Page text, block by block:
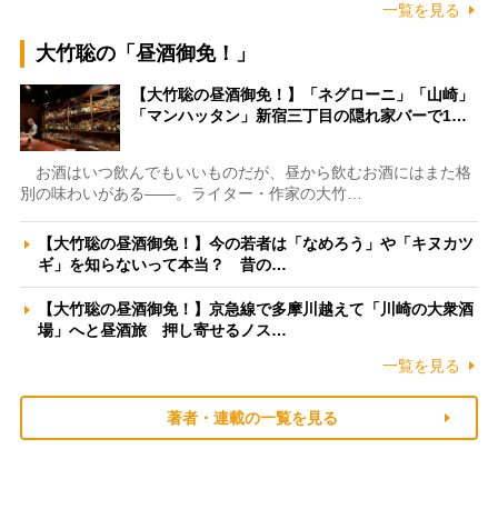
一覧を見る
大竹聡の「昼酒御免！」
【大竹聡の昼酒御免！】「ネグローニ」「山崎」
「マンハッタン」新宿三丁目の隠れ家バーで1…
お酒はいつ飲んでもいいものだが、昼から飲むお酒にはまた格
別の味わいがある――。ライター・作家の大竹…
【大竹聡の昼酒御免！】今の若者は「なめろう」や「キヌカツ
ギ」を知らないって本当？ 昔の…
【大竹聡の昼酒御免！】京急線で多摩川越えて「川崎の大衆酒
場」へと昼酒旅 押し寄せるノス…
一覧を見る
著者・連載の一覧を見る